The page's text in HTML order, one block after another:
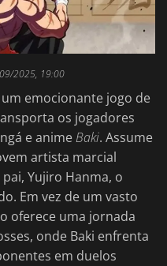
2025, 19:00
um emocionante jogo de
os jogadores
e animeBaki. Assume
artista marcial
Yujiro Hanma, o
Em vez de um vasto
oferece uma jornada
onde Baki enfrenta
em duelos